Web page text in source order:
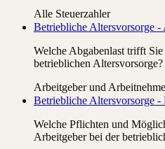
Alle Steuerzahler
Betriebliche Altersvorsorge -
Welche Abgabenlast trifft
betrieblichen Altersvorsorge?
Arbeitgeber und
Betriebliche Altersvorsorge -
Welche Pflichten und
Arbeitgeber bei der